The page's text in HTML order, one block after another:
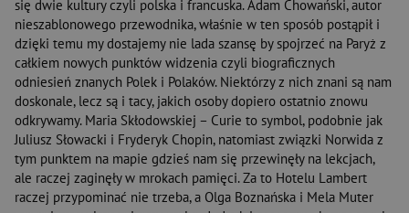
się dwie kultury czyli polska i francuska. Adam Chowański, autor
nieszablonowego przewodnika, właśnie w ten sposób postąpił i
dzięki temu my dostajemy nie lada szansę by spojrzeć na Paryż z
całkiem nowych punktów widzenia czyli biograficznych
odniesień znanych Polek i Polaków. Niektórzy z nich znani są nam
doskonale, lecz są i tacy, jakich osoby dopiero ostatnio znowu
odkrywamy. Maria Skłodowskiej – Curie to symbol, podobnie jak
Juliusz Słowacki i Fryderyk Chopin, natomiast związki Norwida z
tym punktem na mapie gdzieś nam się przewinęły na lekcjach,
ale raczej zaginęły w mrokach pamięci. Za to Hotelu Lambert
raczej przypominać nie trzeba, a Olga Boznańska i Mela Muter